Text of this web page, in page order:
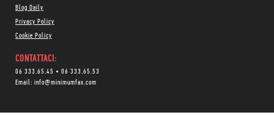
Blog Daily
Privacy Policy
Cookie Policy
CONTATTACI:
06 333.65.45 • 06 333.65.53
Email: info@minimumfax.com